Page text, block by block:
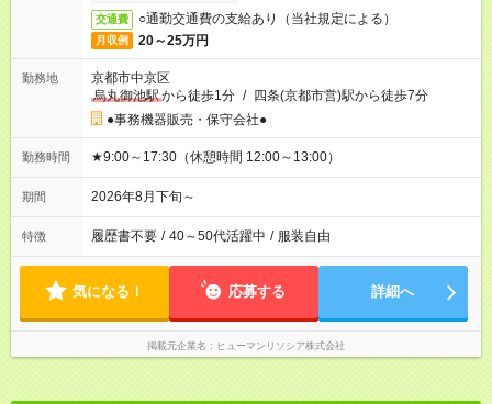
交通費 ○通勤交通費の支給あり（当社規定による）
月収例 20～25万円
勤務地
京都市中京区
烏丸御池駅から徒歩1分 / 四条(京都市営)駅から徒歩7分
●事務機器販売・保守会社●
勤務時間 ★9:00～17:30（休憩時間 12:00～13:00）
期間 2026年8月下旬～
特徴 履歴書不要 / 40～50代活躍中 / 服装自由
気になる！ 応募する 詳細へ
掲載元企業名 ヒューマンリソシア株式会社